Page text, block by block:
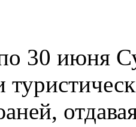
30 июня